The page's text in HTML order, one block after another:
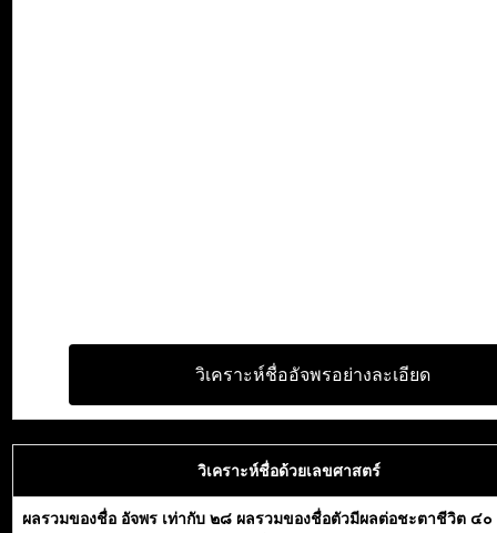
วิเคราะห์ชื่ออัจพรอย่างละเอียด
วิเคราะห์ชื่อด้วยเลขศาสตร์
ผลรวมของชื่อ อัจพร เท่ากับ ๒๘ ผลรวมของชื่อตัวมีผลต่อชะตาชีวิต ๔๐